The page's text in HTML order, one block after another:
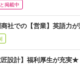
掲載中
社での【営業】英語力
設計】福利厚生が充実★